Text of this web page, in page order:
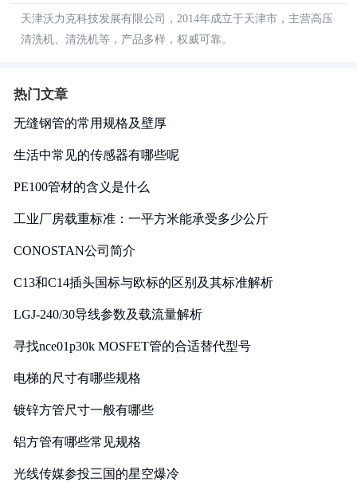
天津沃力克科技发展有限公司，2014年成立于天津市，主营高压
清洗机、清洗机等，产品多样，权威可靠。
热门文章
无缝钢管的常用规格及壁厚
生活中常见的传感器有哪些呢
PE100管材的含义是什么
工业厂房载重标准：一平方米能承受多少公斤
CONOSTAN公司简介
C13和C14插头国标与欧标的区别及其标准解析
LGJ-240/30导线参数及载流量解析
寻找nce01p30k MOSFET管的合适替代型号
电梯的尺寸有哪些规格
镀锌方管尺寸一般有哪些
铝方管有哪些常见规格
光线传媒参投三国的星空爆冷